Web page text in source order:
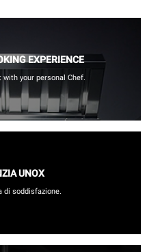
EXPERIENCE
with your personal Chef.
UNOX
di soddisfazione.